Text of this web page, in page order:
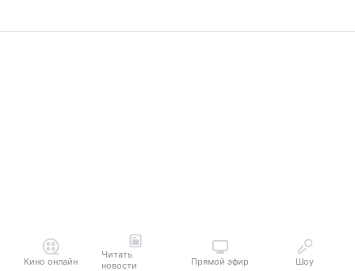
Кино онлайн
Читать
новости
Прямой эфир Шоу